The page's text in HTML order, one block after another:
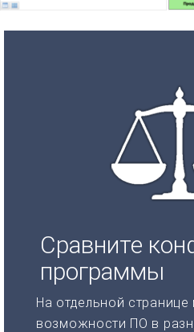
Сравните
программы
На отдельной
возможности ПО в